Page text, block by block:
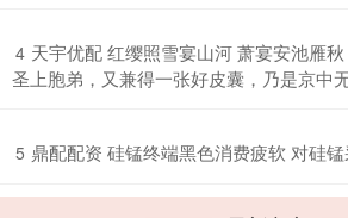
4 天宇优配 红缨照雪宴山河 萧宴安池雁
圣上胞弟，又兼得一张好皮囊，乃是京中
5 鼎配配资 硅锰终端黑色消费疲软 对硅